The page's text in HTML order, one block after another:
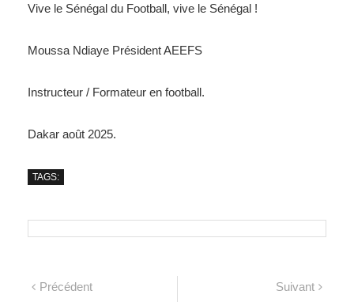
Vive le Sénégal du Football, vive le Sénégal !
Moussa Ndiaye Président AEEFS
Instructeur / Formateur en football.
Dakar août 2025.
TAGS:
Précédent
Suivant